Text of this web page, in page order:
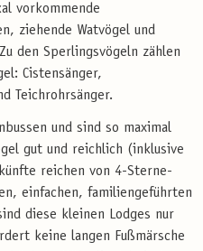
vorkommende
ziehende Watvögel und
den Sperlingsvögeln zählen
Cistensänger,
Teichrohrsänger.
und sind so maximal
gut und reichlich (inklusive
reichen von 4-Sterne-
einfachen, familiengeführten
diese kleinen Lodges nur
keine langen Fußmärsche